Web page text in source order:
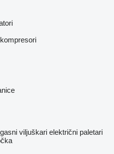
gasni viljuškari električni paletari